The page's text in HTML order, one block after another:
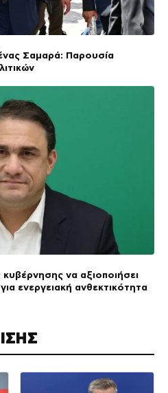
Σαμαρά: Παρουσία
να αξιοποιήσει
ενεργειακή ανθεκτικότητα